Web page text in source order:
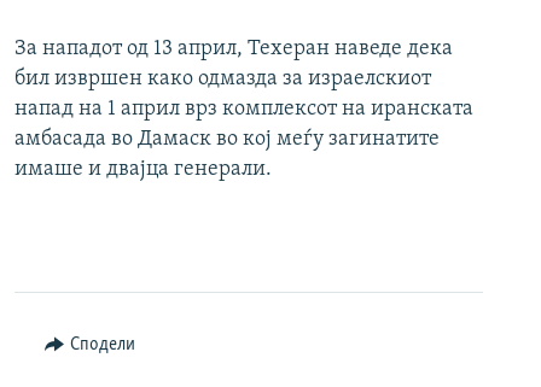
За нападот од 13 април, Техеран наведе дека
бил извршен како одмазда за израелскиот
напад на 1 април врз комплексот на иранската
амбасада во Дамаск во кој меѓу загинатите
имаше и двајца генерали.
Сподели